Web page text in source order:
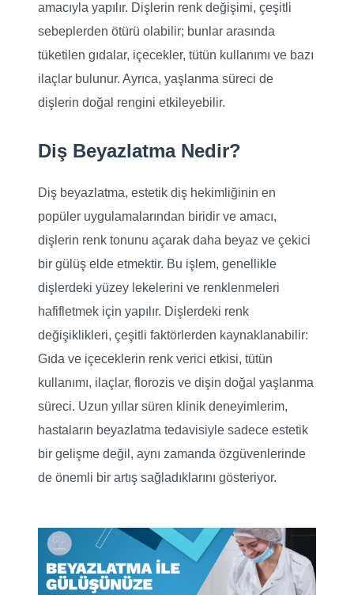
amacıyla yapılır. Dişlerin renk değişimi, çeşitli
sebeplerden ötürü olabilir; bunlar arasında
tüketilen gıdalar, içecekler, tütün kullanımı ve bazı
ilaçlar bulunur. Ayrıca, yaşlanma süreci de
dişlerin doğal rengini etkileyebilir.
Diş Beyazlatma Nedir?
Diş beyazlatma, estetik diş hekimliğinin en
popüler uygulamalarından biridir ve amacı,
dişlerin renk tonunu açarak daha beyaz ve çekici
bir gülüş elde etmektir. Bu işlem, genellikle
dişlerdeki yüzey lekelerini ve renklenmeleri
hafifletmek için yapılır. Dişlerdeki renk
değişiklikleri, çeşitli faktörlerden kaynaklanabilir:
Gıda ve içeceklerin renk verici etkisi, tütün
kullanımı, ilaçlar, florozis ve dişin doğal yaşlanma
süreci. Uzun yıllar süren klinik deneyimlerim,
hastaların beyazlatma tedavisiyle sadece estetik
bir gelişme değil, aynı zamanda özgüvenlerinde
de önemli bir artış sağladıklarını gösteriyor.